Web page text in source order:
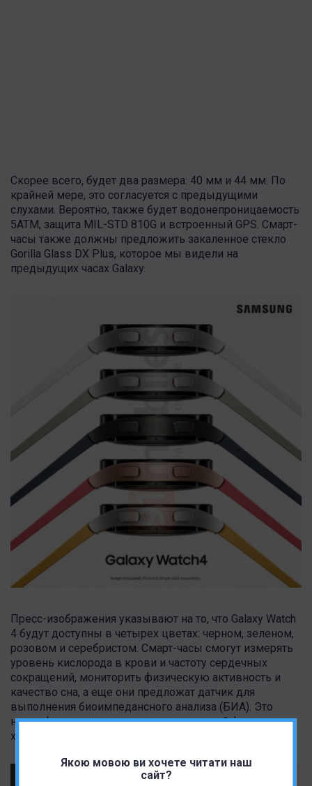
Якою мовою ви хочете читати наш
сайт?
Скорее всего, будет два размера: 40 мм и 44 мм. По
крайней мере, это согласуется с предыдущими
слухами. Вероятно, также будет водонепроницаемость
5ATM, защита MIL-STD 810G и встроенный GPS. Смарт-
часы также должны предложить закаленное стекло
Gorilla Glass DX Plus, которое мы видели на
предыдущих часах Galaxy.
Пресс-изображения указывают на то, что Galaxy Watch
4 будут доступны в четырех цветах: черном, зеленом,
розовом и серебристом. Смарт-часы смогут измерять
уровень кислорода в крови и частоту сердечных
сокращений, мониторить физическую активность и
качество сна, а еще они предложат датчик для
выполнения биоимпедансного анализа (БИА). Это
новая фишка для тех, кто печется о своей фигуре и
хочет знать количество жировой массы в организме.